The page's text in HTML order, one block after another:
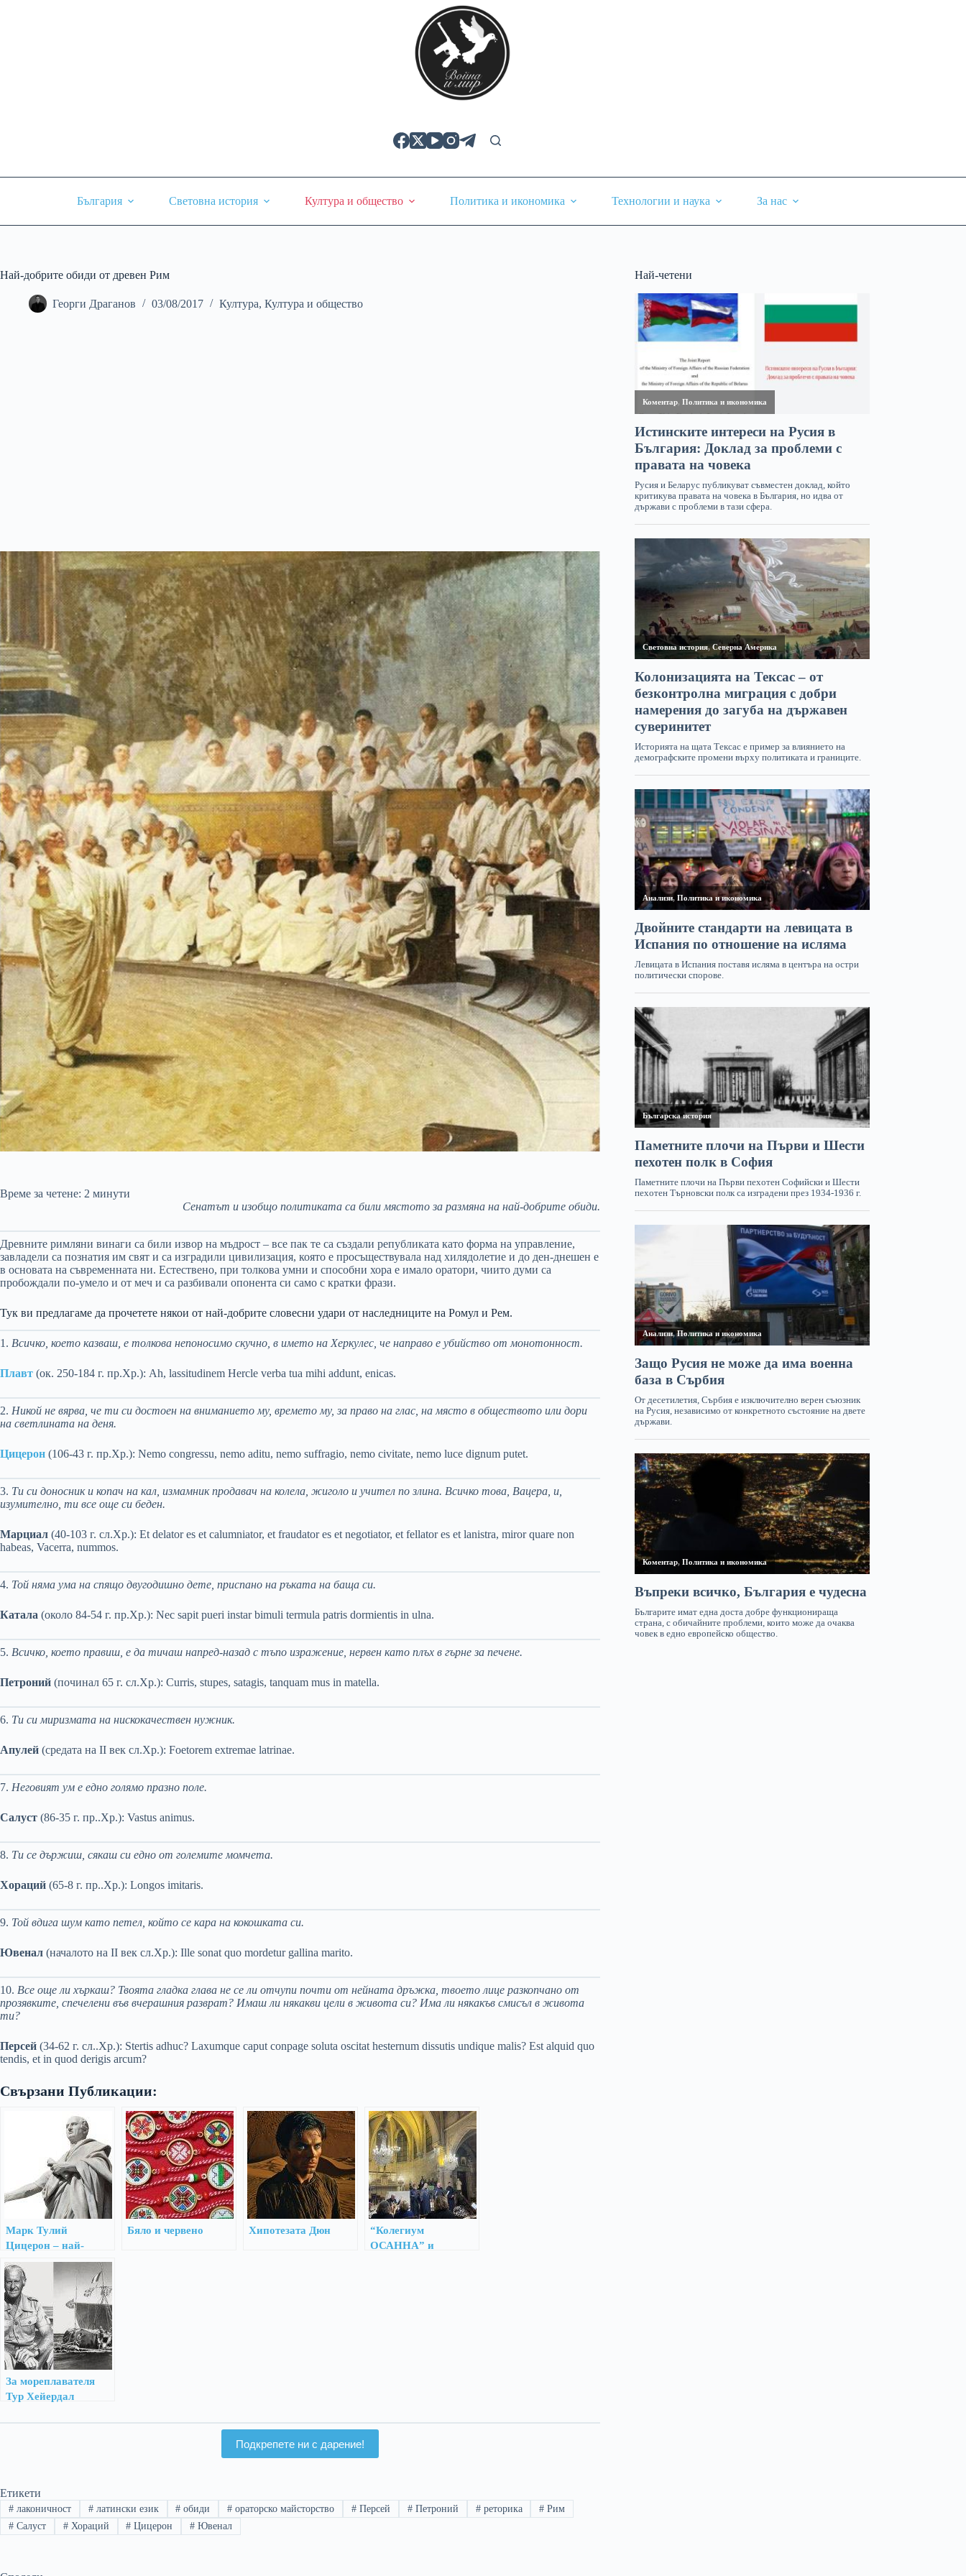
България Световна история Култура и общество Политика и икономика Технологии и наука За нас
Най-добрите обиди от древен Рим
Георги Драганов 03/08/2017 Култура, Култура и общество
Време за четене: 2 минути
Сенатът и изобщо политиката са били мястото за размяна на най-добрите обиди.
Древните римляни винаги са били извор на мъдрост – все пак те са създали републиката като форма на управление,
завладели са познатия им свят и са изградили цивилизация, която е просъществувала над хилядолетие и до ден-днешен е
в основата на съвременната ни. Естествено, при толкова умни и способни хора е имало оратори, чиито думи са
пробождали по-умело и от меч и са разбивали опонента си само с кратки фрази.
Тук ви предлагаме да прочетете някои от най-добрите словесни удари от наследниците на Ромул и Рем.
1. Всичко, което казваш, е толкова непоносимо скучно, в името на Херкулес, че направо е убийство от монотонност.
Плавт (ок. 250-184 г. пр.Хр.): Ah, lassitudinem Hercle verba tua mihi addunt, enicas.
2. Никой не вярва, че ти си достоен на вниманието му, времето му, за право на глас, на място в обществото или дори
на светлината на деня.
Цицерон (106-43 г. пр.Хр.): Nemo congressu, nemo aditu, nemo suffragio, nemo civitate, nemo luce dignum putet.
3. Ти си доносник и копач на кал, измамник продавач на колела, жиголо и учител по злина. Всичко това, Вацера, и,
изумително, ти все още си беден.
Марциал (40-103 г. сл.Хр.): Et delator es et calumniator, et fraudator es et negotiator, et fellator es et lanistra, miror quare non
habeas, Vacerra, nummos.
4. Той няма ума на спящо двугодишно дете, приспано на ръката на баща си.
Катала (около 84-54 г. пр.Хр.): Nec sapit pueri instar bimuli termula patris dormientis in ulna.
5. Всичко, което правиш, е да тичаш напред-назад с тъпо изражение, нервен като плъх в гърне за печене.
Петроний (починал 65 г. сл.Хр.): Curris, stupes, satagis, tanquam mus in matella.
6. Ти си миризмата на нискокачествен нужник.
Апулей (средата на II век сл.Хр.): Foetorem extremae latrinae.
7. Неговият ум е едно голямо празно поле.
Салуст (86-35 г. пр..Хр.): Vastus animus.
8. Ти се държиш, сякаш си едно от големите момчета.
Хораций (65-8 г. пр..Хр.): Longos imitaris.
9. Той вдига шум като петел, който се кара на кокошката си.
Ювенал (началото на II век сл.Хр.): Ille sonat quo mordetur gallina marito.
10. Все още ли хъркаш? Твоята гладка глава не се ли отчупи почти от нейната дръжка, твоето лице разкопчано от
прозявките, спечелени във вчерашния разврат? Имаш ли някакви цели в живота си? Има ли някакъв смисъл в живота
ти?
Персей (34-62 г. сл..Хр.): Stertis adhuc? Laxumque caput conpage soluta oscitat hesternum dissutis undique malis? Est alquid quo
tendis, et in quod derigis arcum?
Свързани Публикации:
Марк Тулий
Цицерон – най-
прочутият оратор на
Рим
Бяло и червено Хипотезата Дюн
“Колегиум
ОСАННА” и
За мореплавателя
Тур Хейердал
Подкрепете ни с дарение!
Етикети
#лаконичност #латински език # обиди # ораторско майсторство # Персей #Петроний #реторика # Рим
#Салуст #Хораций # Цицерон # Ювенал
Най-четени